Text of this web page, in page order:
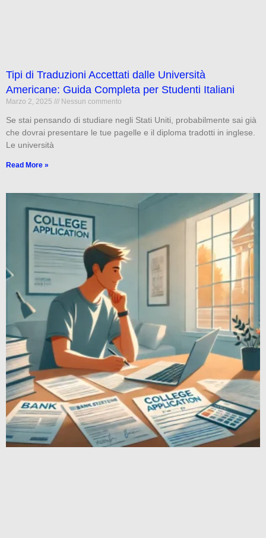
Tipi di Traduzioni Accettati dalle Università
Americane: Guida Completa per Studenti Italiani
Marzo 2, 2025 Nessun commento
Se stai pensando di studiare negli Stati Uniti, probabilmente sai già
che dovrai presentare le tue pagelle e il diploma tradotti in inglese.
Le università
Read More »